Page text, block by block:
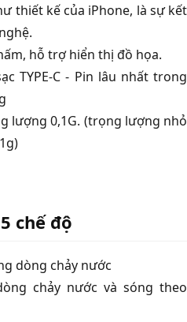
thiết kế của iPhone, là sự kết
hỗ trợ hiển thị đồ họa.
TYPE-C - Pin lâu nhất trong
lượng 0,1G. (trọng lượng nhỏ
chế độ
dòng chảy nước
chảy nước và sóng theo